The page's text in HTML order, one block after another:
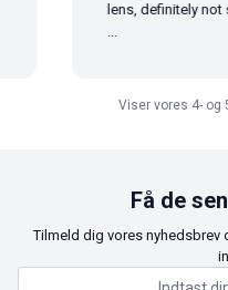
lens, definitely not
Viser vores 4- og
Få de
Tilmeld dig vores nyhedsbrev